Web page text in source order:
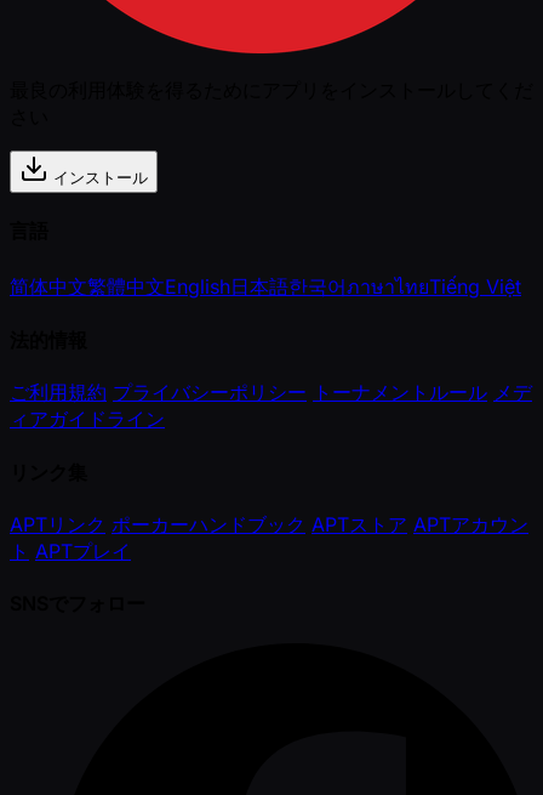
インストール
简体中文繁體中文English日本語한국어ภาษาไทยTiếng Việt
ご利用規約 プライバシーポリシー トーナメントルール メデ
ィアガイドライン
APTリンク ポーカーハンドブック APTストア APTアカウン
ト APTプレイ